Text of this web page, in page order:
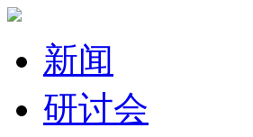
新闻
研讨会